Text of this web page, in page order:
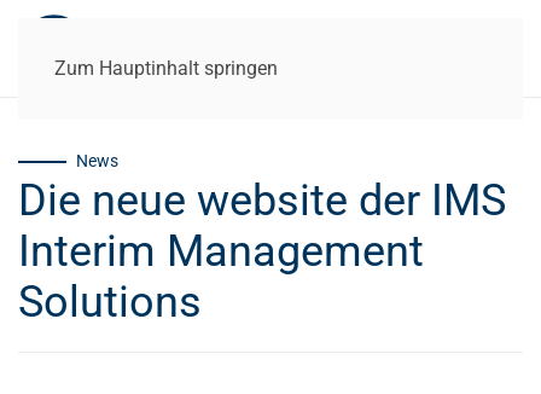
Zum Hauptinhalt springen
News
Die neue website der IMS
Interim Management
Solutions